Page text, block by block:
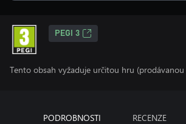
PEGI 3
Tento obsah vyžaduje určitou hru (prodávanou
PODROBNOSTI RECENZE